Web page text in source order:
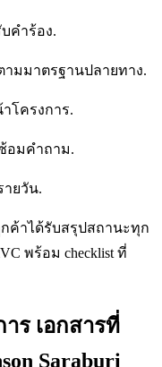
คำร้อง.
ามมาตรฐานปลายทาง.
โครงการ.
อมคำถาม.
ยวัน.
ค้าได้รับสรุปสถานะทุก
พร้อม checklist ที่
ร เอกสารที่
Saraburi